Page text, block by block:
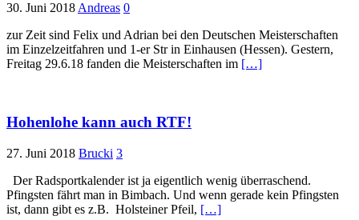
30. Juni 2018 Andreas 0
zur Zeit sind Felix und Adrian bei den Deutschen Meisterschaften
im Einzelzeitfahren und 1-er Str in Einhausen (Hessen). Gestern,
Freitag 29.6.18 fanden die Meisterschaften im […]
Hohenlohe kann auch RTF!
27. Juni 2018 Brucki 3
Der Radsportkalender ist ja eigentlich wenig überraschend.
Pfingsten fährt man in Bimbach. Und wenn gerade kein Pfingsten
ist, dann gibt es z.B. Holsteiner Pfeil, […]